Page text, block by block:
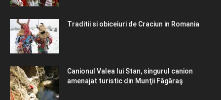
Traditii si obiceiuri de Craciun in Romania
Canionul Valea lui Stan, singurul canion
amenajat turistic din Munţii Făgăraş